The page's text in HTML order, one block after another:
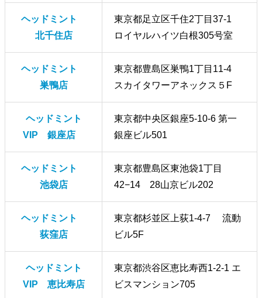
ヘッドミント
北千住店
東京都足立区千住2丁目37-1
ロイヤルハイツ白根305号室
ヘッドミント
巣鴨店
東京都豊島区巣鴨1丁目11-4
スカイタワーアネックス５F
ヘッドミント
VIP 銀座店
東京都中央区銀座5-10-6 第一
銀座ビル501
ヘッドミント
池袋店
東京都豊島区東池袋1丁目
42−14 28山京ビル202
ヘッドミント
荻窪店
東京都杉並区上荻1-4-7 流動
ビル5F
ヘッドミント
VIP 恵比寿店
東京都渋谷区恵比寿西1-2-1 エ
ビスマンション705